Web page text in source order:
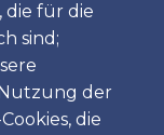
die für die
sind;
der
die
Gasoline AC